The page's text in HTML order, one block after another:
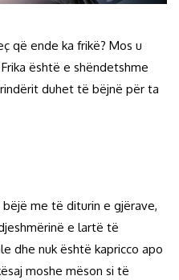
që ende ka frikë? Mos u
është e shëndetshme
duhet të bëjnë për ta
bëjë me të diturin e gjërave,
e lartë të
dhe nuk është kapricco apo
moshe mëson si të